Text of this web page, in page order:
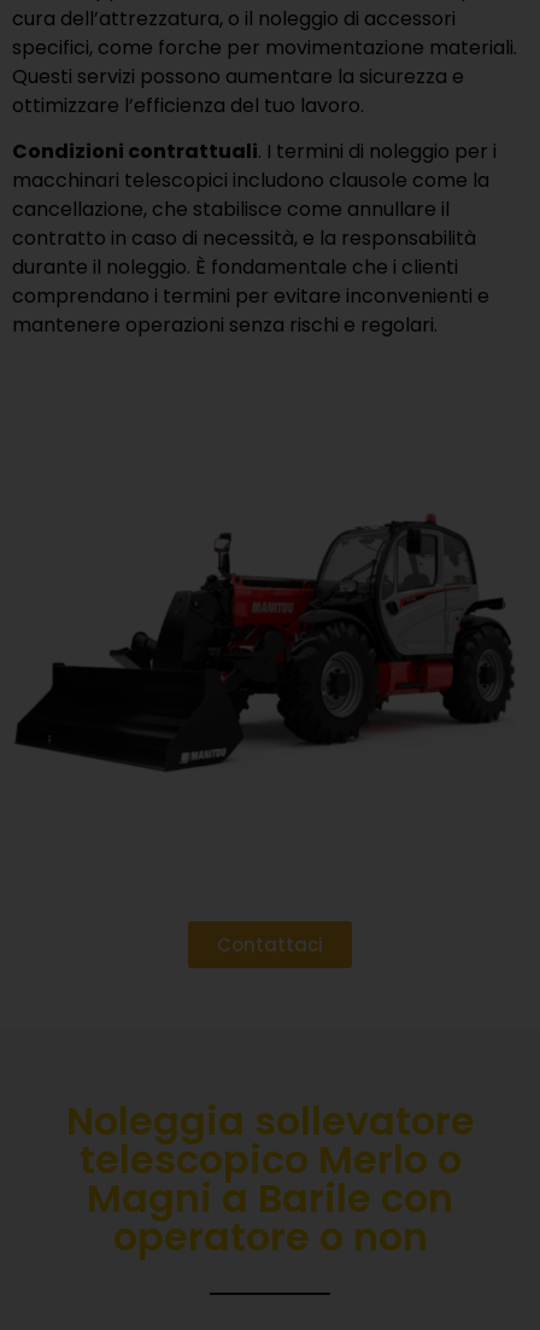
cura dell’attrezzatura, o il noleggio di accessori
specifici, come forche per movimentazione materiali.
Questi servizi possono aumentare la sicurezza e
ottimizzare l’efficienza del tuo lavoro.
Condizioni contrattuali. I termini di noleggio per i
macchinari telescopici includono clausole come la
cancellazione, che stabilisce come annullare il
contratto in caso di necessità, e la responsabilità
durante il noleggio. È fondamentale che i clienti
comprendano i termini per evitare inconvenienti e
mantenere operazioni senza rischi e regolari.
Contattaci
Noleggia sollevatore
telescopico Merlo o
Magni a Barile con
operatore o non